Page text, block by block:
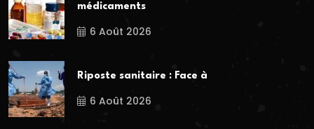
médicaments
6 Août 2026
Riposte sanitaire : Face à
6 Août 2026